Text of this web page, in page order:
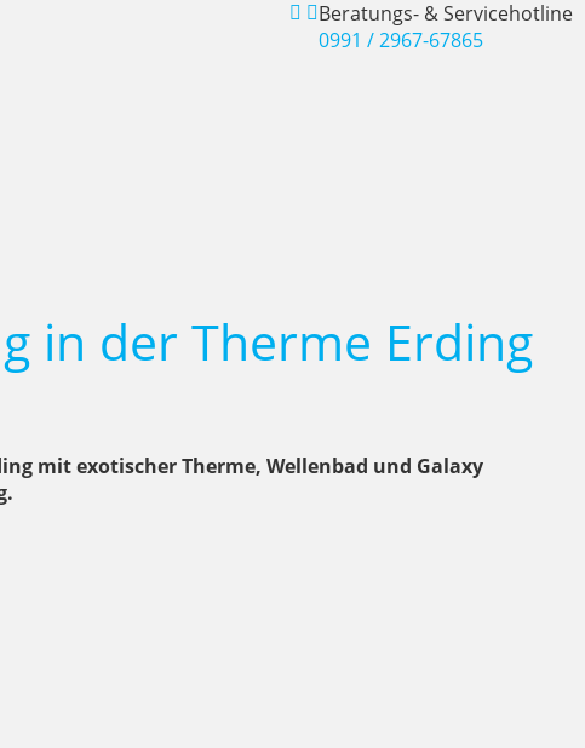
Beratungs- & Servicehotline
0991 / 2967-67865
in der Therme Erding
mit exotischer Therme, Wellenbad und Galaxy